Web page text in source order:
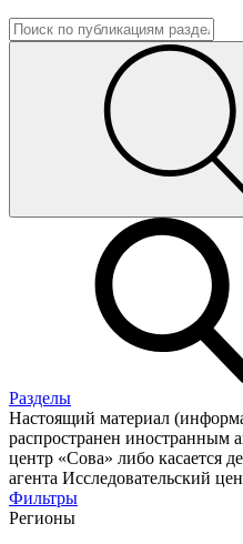
Разделы
Настоящий материал
распространен иностранным
центр «Сова» либо касается
агента Исследовательский
Фильтры
Регионы